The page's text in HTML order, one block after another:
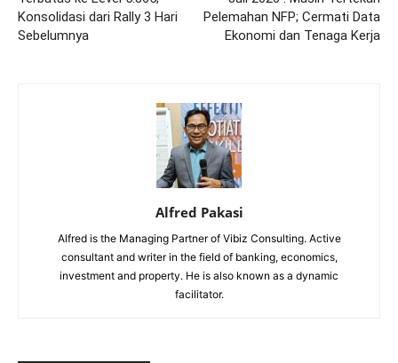
Konsolidasi dari Rally 3 Hari
Sebelumnya
Pelemahan NFP; Cermati Data
Ekonomi dan Tenaga Kerja
Alfred Pakasi
Alfred is the Managing Partner of Vibiz Consulting. Active
consultant and writer in the field of banking, economics,
investment and property. He is also known as a dynamic
facilitator.